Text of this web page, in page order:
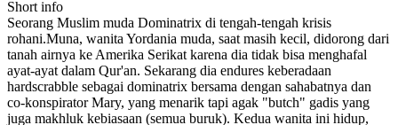
Short info
Seorang Muslim muda Dominatrix di tengah-tengah krisis
rohani.Muna, wanita Yordania muda, saat masih kecil, didorong dari
tanah airnya ke Amerika Serikat karena dia tidak bisa menghafal
ayat-ayat dalam Qur'an. Sekarang dia endures keberadaan
hardscrabble sebagai dominatrix bersama dengan sahabatnya dan
co-konspirator Mary, yang menarik tapi agak "butch" gadis yang
juga makhluk kebiasaan (semua buruk). Kedua wanita ini hidup,